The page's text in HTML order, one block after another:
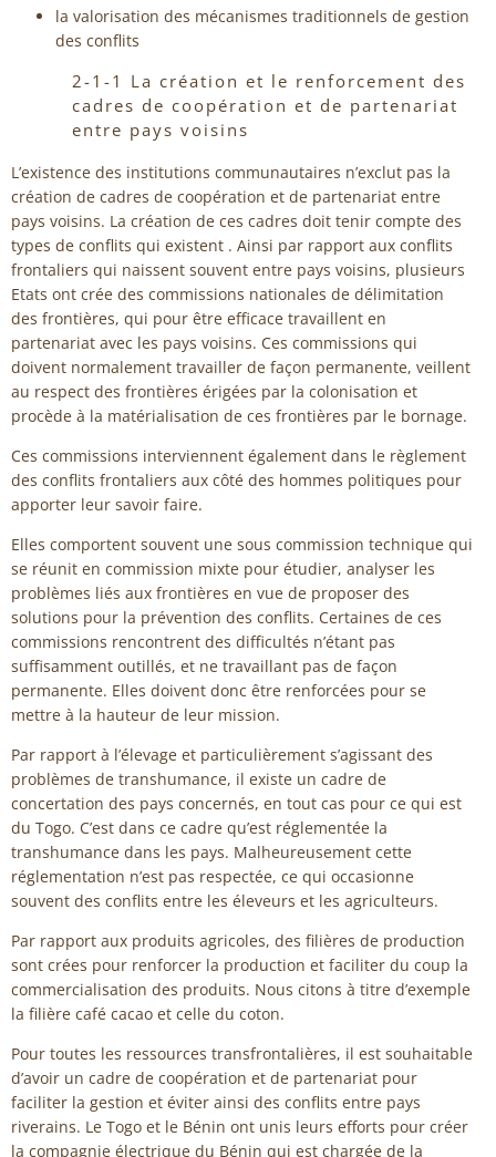
la valorisation des mécanismes traditionnels de gestion
des conflits
2-1-1 La création et le renforcement des
cadres de coopération et de partenariat
entre pays voisins
L’existence des institutions communautaires n’exclut pas la
création de cadres de coopération et de partenariat entre
pays voisins. La création de ces cadres doit tenir compte des
types de conflits qui existent . Ainsi par rapport aux conflits
frontaliers qui naissent souvent entre pays voisins, plusieurs
Etats ont crée des commissions nationales de délimitation
des frontières, qui pour être efficace travaillent en
partenariat avec les pays voisins. Ces commissions qui
doivent normalement travailler de façon permanente, veillent
au respect des frontières érigées par la colonisation et
procède à la matérialisation de ces frontières par le bornage.
Ces commissions interviennent également dans le règlement
des conflits frontaliers aux côté des hommes politiques pour
apporter leur savoir faire.
Elles comportent souvent une sous commission technique qui
se réunit en commission mixte pour étudier, analyser les
problèmes liés aux frontières en vue de proposer des
solutions pour la prévention des conflits. Certaines de ces
commissions rencontrent des difficultés n’étant pas
suffisamment outillés, et ne travaillant pas de façon
permanente. Elles doivent donc être renforcées pour se
mettre à la hauteur de leur mission.
Par rapport à l’élevage et particulièrement s’agissant des
problèmes de transhumance, il existe un cadre de
concertation des pays concernés, en tout cas pour ce qui est
du Togo. C’est dans ce cadre qu’est réglementée la
transhumance dans les pays. Malheureusement cette
réglementation n’est pas respectée, ce qui occasionne
souvent des conflits entre les éleveurs et les agriculteurs.
Par rapport aux produits agricoles, des filières de production
sont crées pour renforcer la production et faciliter du coup la
commercialisation des produits. Nous citons à titre d’exemple
la filière café cacao et celle du coton.
Pour toutes les ressources transfrontalières, il est souhaitable
d’avoir un cadre de coopération et de partenariat pour
faciliter la gestion et éviter ainsi des conflits entre pays
riverains. Le Togo et le Bénin ont unis leurs efforts pour créer
la compagnie électrique du Bénin qui est chargée de la